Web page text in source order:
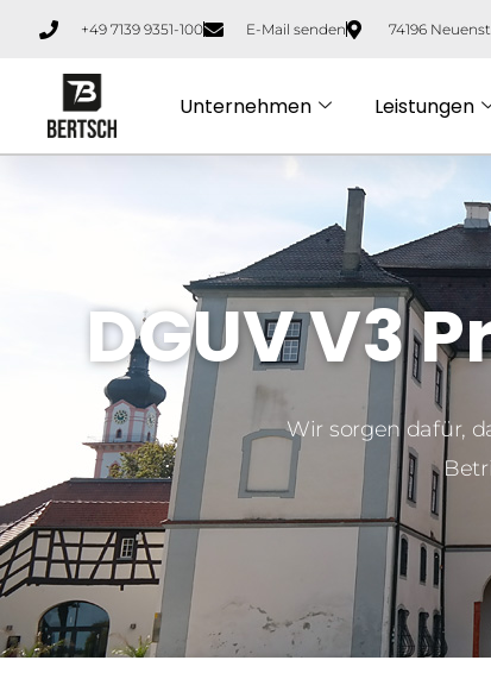
+49 7139 9351-100 E-Mail senden 74196
Unternehmen Leistungen
DGUV V3
Wir sorgen dafür,